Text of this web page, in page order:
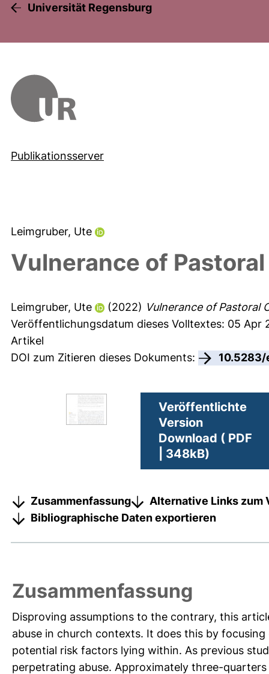
Universität Regensburg
Publikationsserver
Leimgruber, Ute
Vulnerance of
Leimgruber, Ute (2022) Vulnerance of Pastoral
Veröffentlichungsdatum dieses Volltextes: 05 Apr
Artikel
DOI zum Zitieren dieses Dokuments:
Veröffentlichte
Version
Download ( PDF
| 348kB)
Zusammenfassung
Alternative Links zum
Bibliographische Daten exportieren
Zusammenfassung
Disproving assumptions to the contrary, this
abuse in church contexts. It does this by
potential risk factors lying within. As previous
perpetrating abuse. Approximately three-